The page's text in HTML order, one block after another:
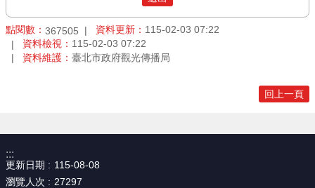
點閱數： 367505 資料更新： 115-02-03 07:22
資料檢視： 115-02-03 07:22
資料維護： 臺北市政府觀光傳播局
回上一頁
:::
更新日期
115-08-08
瀏覽人次
27297